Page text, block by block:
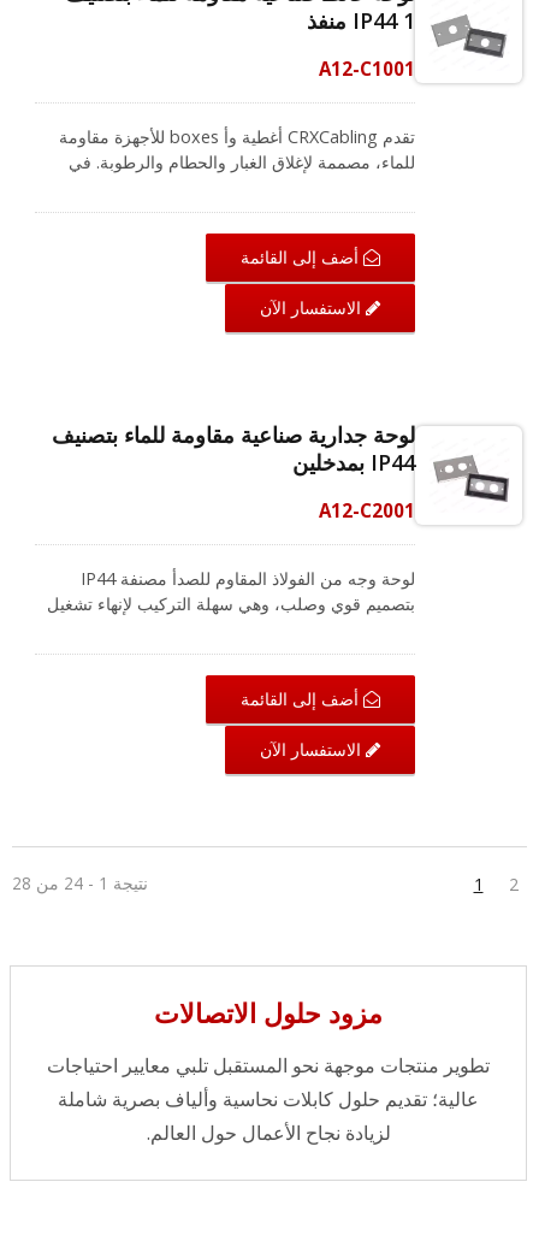
السلسلة المقاومة للماء، أرسل الاستفسار للحصول
IP44 1 منفذ
A12-C1001
تقدم CRXCabling أغطية وأ boxes للأجهزة مقاومة
للماء، مصممة لإغلاق الغبار والحطام والرطوبة. في
لوحة وجه من الفولاذ المقاوم للصدأ مصنفة IP44
بتصميم قوي وصلب، سهلة التركيب لنهايات كابلات
bulkhead للتجميع. لدينا مجموعة كاملة من المنتجات
البيئات الخارجية القاسية، لتحقيق انتقال الإيثرنت
أضف إلى القائمة
الاستفسار الآن
لوحة جدارية صناعية مقاومة للماء بتصنيف
IP44 بمدخلين
A12-C2001
لوحة وجه من الفولاذ المقاوم للصدأ مصنفة IP44
بتصميم قوي وصلب، وهي سهلة التركيب لإنهاء تشغيل
للتجميع. لدينا مجموعة كاملة من المنتجات المقاومة
الصناعية، يعتبر مستوى IP معيارًا "ضروريًا". تقدم
CRXCabling أغطية وأBoxes للأجهزة المقاومة للماء،
مصممة لإغلاق الغبار والحطام والرطوبة. في البيئات
الخارجية القاسية، لتحقيق انتقال الإيثرنت وضمان عمل
أضف إلى القائمة
الاستفسار الآن
نتيجة 1 - 24 من 28
مزود حلول الاتصالات
تطوير منتجات موجهة نحو المستقبل تلبي معايير احتياجات
عالية؛ تقديم حلول كابلات نحاسية وألياف بصرية شاملة
لزيادة نجاح الأعمال حول العالم.